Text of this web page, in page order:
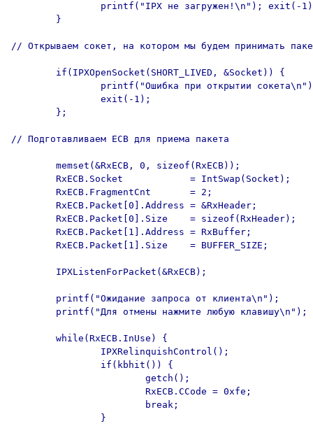
printf("IPX не загружен!\n"); exit(-
        }
// Открываем сокет, на котором мы будем принимать
        if(IPXOpenSocket(SHORT_LIVED, &Socket)) {
printf("Ошибка при открытии
                exit(-1);
        };
// Подготавливаем ECB для приема пакета
        memset(&RxECB, 0, sizeof(RxECB));
        RxECB.Socket            = IntSwap(Socket);
        RxECB.FragmentCnt       = 2;
        RxECB.Packet[0].Address = &RxHeader;
        RxECB.Packet[0].Size    = sizeof(RxHeader);
        RxECB.Packet[1].Address = RxBuffer;
        RxECB.Packet[1].Size    = BUFFER_SIZE;
        IPXListenForPacket(&RxECB);
        printf("Ожидание запроса от клиента\n");
        printf("Для отмены нажмите любую клавишу\n");
        while(RxECB.InUse) {
                IPXRelinquishControl();
                if(kbhit()) {
                        getch();
                        RxECB.CCode = 0xfe;
                        break;
                }